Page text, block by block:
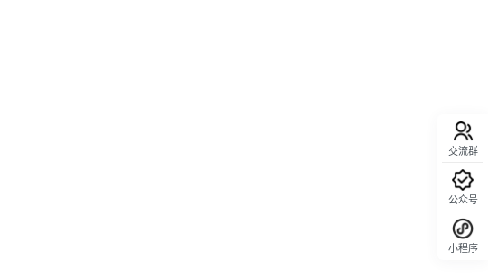
交流群
公众号
小程序